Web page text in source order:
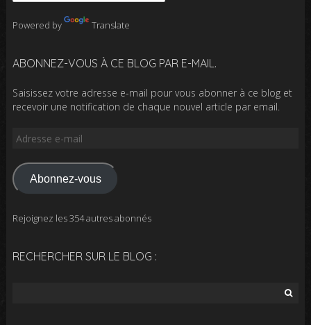
Powered by Translate
ABONNEZ-VOUS À CE BLOG PAR E-MAIL.
Saisissez votre adresse e-mail pour vous abonner à ce blog et
recevoir une notification de chaque nouvel article par email.
Adresse
mail
Abonnez-vous
Rejoignez les 354 autres abonnés
RECHERCHER SUR LE BLOG :